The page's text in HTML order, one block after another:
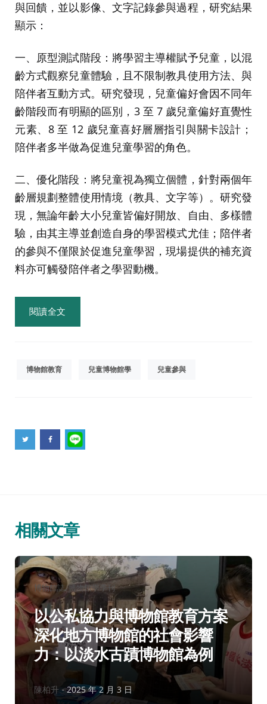
與回饋，並以影像、文字記錄參與過程，研究結果
顯示：
一、原型測試階段：將學習主導權賦予兒童，以混
齡方式觀察兒童體驗，且不限制教具使用方法、與
陪伴者互動方式。研究發現，兒童偏好會因不同年
齡階段而有明顯的區別，3 至 7 歲兒童偏好直覺性
元素、8 至 12 歲兒童喜好層層指引與關卡設計；
陪伴者多半做為促進兒童學習的角色。
二、優化階段：將兒童視為獨立個體，針對兩個年
齡層規劃整體使用情境（教具、文字等）。研究發
現，無論年齡大小兒童皆偏好開放、自由、多樣體
驗，由其主導並創造自身的學習模式尤佳；陪伴者
的參與不僅限於促進兒童學習，現場提供的補充資
料亦可觸發陪伴者之學習動機。
閱讀全文
博物館教育 兒童博物館學 兒童參與
相關文章
分
類：
博物館誌 博物館學季刊
以公私協力與博物館教育方案
深化地方博物館的社會影響
力：以淡水古蹟博物館為例
作
陳柏升 2025 年 2 月 3 日